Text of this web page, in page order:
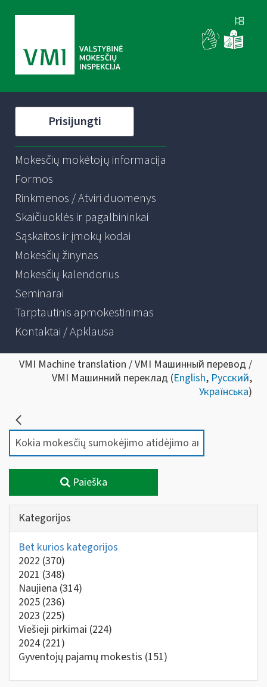
Prisijungti
Mokesčių mokėtojų informacija
Formos
Rinkmenos / Atviri duomenys
Skaičiuoklės ir pagalbininkai
Sąskaitos ir įmokų kodai
Mokesčių žinynas
Mokesčių kalendorius
Seminarai
Tarptautinis apmokestinimas
Kontaktai / Apklausa
VMI Machine translation / VMI Машинный перевод /
VMI Машинний переклад (English, Русский,
Українська)
Paieška
Kategorijos
Bet kurios kategorijos
2022 (370)
2021 (348)
Naujiena (314)
2025 (236)
2023 (225)
Viešieji pirkimai (224)
2024 (221)
Gyventojų pajamų mokestis (151)